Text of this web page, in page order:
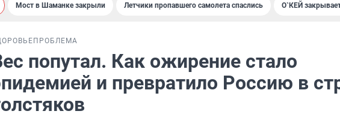
Мост в Шаманке закрыли Летчики пропавшего самолета спаслись О`КЕЙ
ПРОБЛЕМА
попутал. Как ожирение стало
и превратило Россию в